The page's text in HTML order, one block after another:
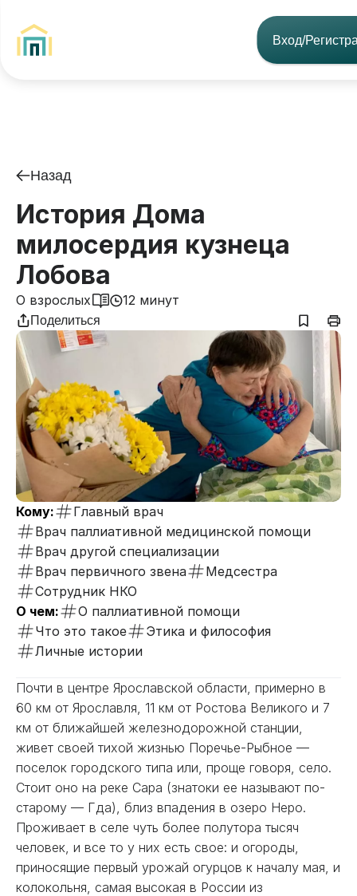
Вход/
Назад
История Дома
милосердия кузнеца
Лобова
О взрослых 12 минут
Поделиться
Кому:
Главный врач
Врач паллиативной медицинской помощи
Врач другой специализации
Врач первичного звена
Медсестра
Сотрудник НКО
О чем:
О паллиативной помощи
Что это такое
Этика и философия
Личные истории
Почти в центре Ярославской области, примерно в
60 км от Ярославля, 11 км от Ростова Великого и 7
км от ближайшей железнодорожной станции,
живет своей тихой жизнью Поречье-Рыбное —
поселок городского типа или, проще говоря, село.
Стоит оно на реке Сара (знатоки ее называют по-
старому — Гда), близ впадения в озеро Неро.
Проживает в селе чуть более полутора тысяч
человек, и все то у них есть свое: и огороды,
приносящие первый урожай огурцов к началу мая, и
колокольня, самая высокая в России из